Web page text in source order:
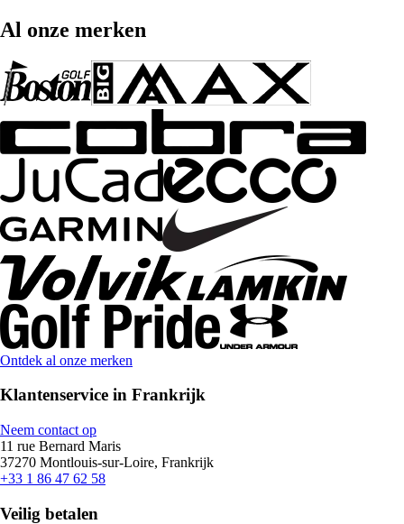
Al onze merken
Ontdek al onze merken
Klantenservice in Frankrijk
Neem contact op
11 rue Bernard Maris
37270 Montlouis-sur-Loire, Frankrijk
+33 1 86 47 62 58
Veilig betalen